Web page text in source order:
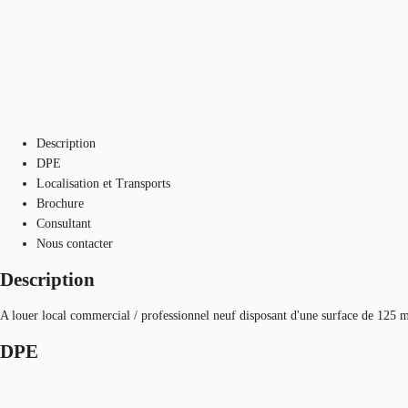
Description
DPE
Localisation et Transports
Brochure
Consultant
Nous contacter
Description
A louer local commercial / professionnel neuf disposant d'une surface de 125
DPE